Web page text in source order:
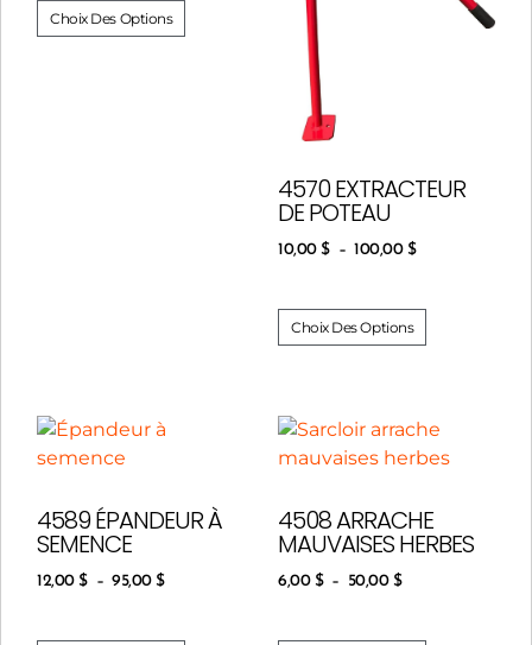
Choix Des Options
4570 EXTRACTEUR
DE POTEAU
10,00$ – 100,00 $
Choix Des Options
4589 ÉPANDEUR À
SEMENCE
12,00$ – 95,00$
4508 ARRACHE
MAUVAISES HERBES
6,00 $ – 50,00 $